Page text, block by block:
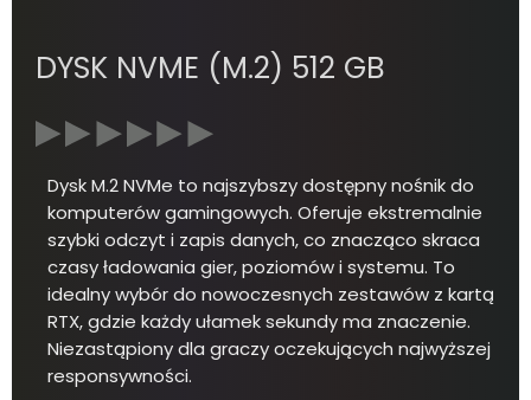
DYSK NVME (M.2) 512 GB
Dysk M.2 NVMe to najszybszy dostępny nośnik do
komputerów gamingowych. Oferuje ekstremalnie
szybki odczyt i zapis danych, co znacząco skraca
czasy ładowania gier, poziomów i systemu. To
idealny wybór do nowoczesnych zestawów z kartą
RTX, gdzie każdy ułamek sekundy ma znaczenie.
Niezastąpiony dla graczy oczekujących najwyższej
responsywności.